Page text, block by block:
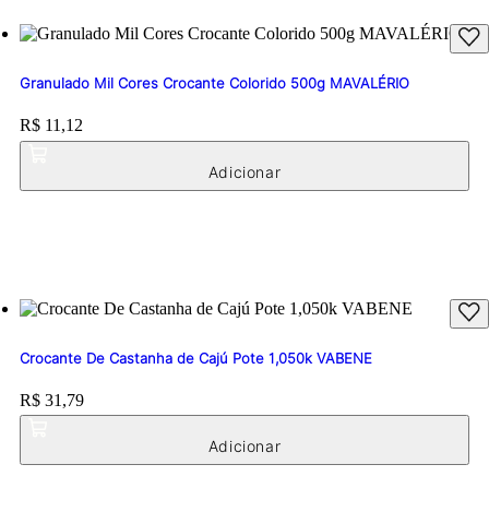
Granulado Mil Cores Crocante Colorido 500g MAVALÉRIO
Price:
R$ 11,12
Crocante De Castanha de Cajú Pote 1,050k VABENE
Price:
R$ 31,79